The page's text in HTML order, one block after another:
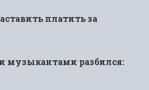
платить за
музыкантами разбился: